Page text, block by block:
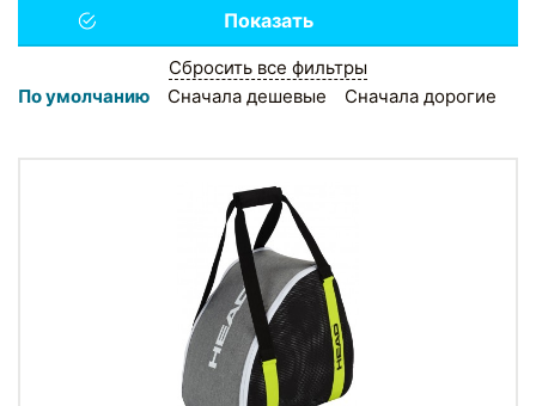
Сбросить все фильтры
По умолчанию
Сначала дешевые Сначала дорогие